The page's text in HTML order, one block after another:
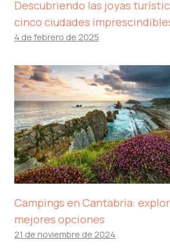
Descubriendo las joyas
cinco ciudades
4 de febrero de 2025
Campings en Cantabria:
mejores opciones
21 de noviembre de 2024